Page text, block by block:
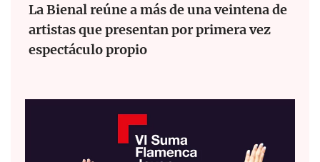
La Bienal reúne a más de una veintena de
artistas que presentan por primera vez
espectáculo propio